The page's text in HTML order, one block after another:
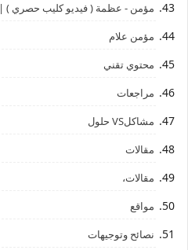
مؤمن - عظمة ( فيديو كليب حصري ) | 2021 | Music video 4k
مؤمن علام
محتوي تقني
مراجعات
مشاكلVS حلول
مقالات
مقالات،
مواقع
نصائح وتوجيهات